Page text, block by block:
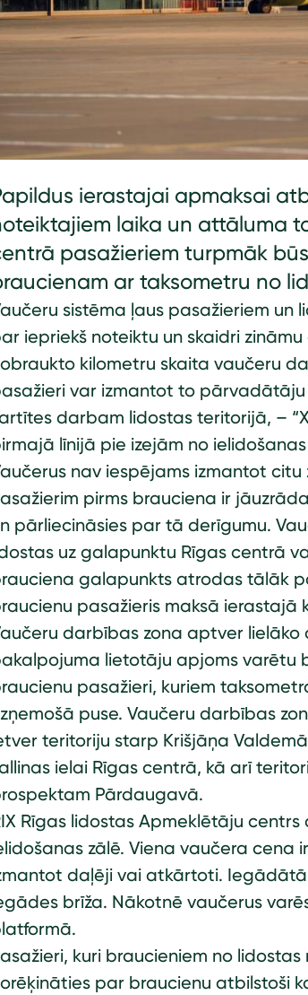
ierastajai apmaksai
laika un attāluma
pasažieriem turpmāk
ar taksometru no
sistēma ļaus pasažieriem un
iepriekš noteiktu un skaidri
kilometru skaita vaučeru
var izmantot to pārvadātāju
darbam lidostas teritorijā, –
līnijā pie izejām no
nav iespējams izmantot
pirms brauciena ir
pārliecināsies par tā derīgumu.
uz galapunktu Rīgas centrā
galapunkts atrodas tālāk
pasažieris maksā
darbības zona aptver lielāko
lietotāju apjoms varētu
pasažieri, kuriem
puse. Vaučeru darbības
teritoriju starp Krišjāņa
ielai Rīgas centrā, kā arī
Pārdaugavā.
Rīgas lidostas Apmeklētāju
zālē. Viena vaučera cena
daļēji vai atkārtoti.
brīža. Nākotnē vaučerus
kuri braucieniem no
par braucienu atbilstoši